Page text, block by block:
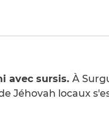
avec sursis. À
Jéhovah locaux